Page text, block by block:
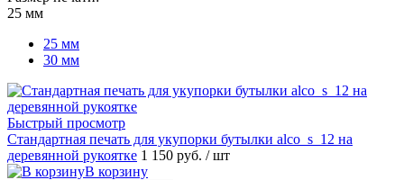
25 мм
25 мм
30 мм
Быстрый просмотр
Стандартная печать для укупорки бутылки alco_s_12 на
деревянной рукоятке 1 150 руб. / шт
В корзину